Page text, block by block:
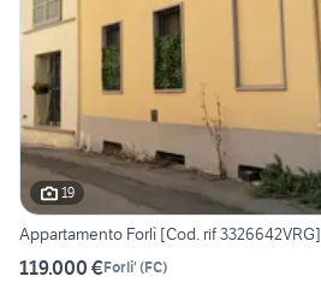
19
Appartamento Forlì [Cod. rif 3326642VRG]
119.000 €Forli' (FC)